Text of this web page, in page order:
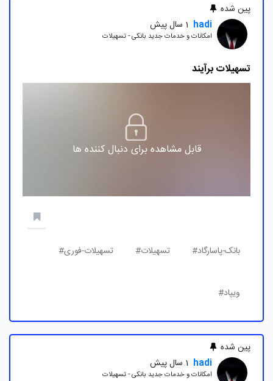
پین شده
hadi 1 سال پیش
امکانات و خدمات جدید بانکی - تسهیلات
تسهیلات برآیند
قابل مشاهده برای دنبال کننده ها
بانک-پاسارگاد# تسهیلات# تسهیلات-فوری#
ویپاد#
پین شده
hadi 1 سال پیش
امکانات و خدمات جدید بانکی - تسهیلات